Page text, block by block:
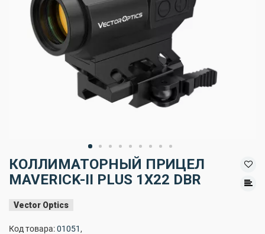
КОЛЛИМАТОРНЫЙ ПРИЦЕЛ
MAVERICK-II PLUS 1X22 DBR
Vector Optics
Код товара:01051 ,